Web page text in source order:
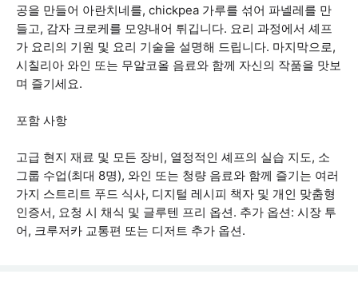
공을 만들어 아란치네를, chickpea 가루를 섞어 파넬레를 만
들고, 감자 크로케를 모양내어 튀깁니다. 요리 과정에서 셰프
가 요리의 기원 및 요리 기술을 설명해 드립니다. 마지막으로,
시칠리아 와인 또는 무알코올 음료와 함께 자신의 작품을 맛보
며 즐기세요.
포함 사항
고급 현지 재료 및 모든 장비, 열정적인 셰프의 실습 지도, 소
그룹 수업(최대 8명), 와인 또는 청량 음료와 함께 즐기는 여러
가지 스트리트 푸드 식사, 디지털 레시피 책자 및 개인 맞춤형
인증서, 요청 시 채식 및 글루텐 프리 옵션. 추가 옵션: 시장 투
어, 크루저카 교통편 또는 디저트 추가 옵션.